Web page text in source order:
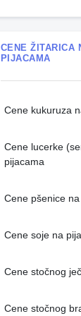
CENE ŽITARICA
PIJACAMA
Cene kukuruza
Cene lucerke
pijacama
Cene pšenice
Cene soje na
Cene stočnog
Cene stočnog